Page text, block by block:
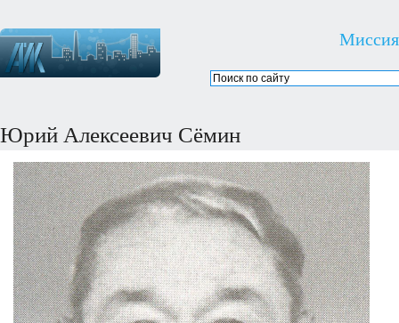
Миссия
Юрий Алексеевич Сёмин